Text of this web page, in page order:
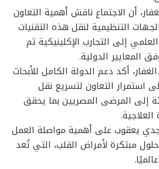
أن الاجتماع ناقش أهمية التعاون
التنظيمية لنقل هذه التقنيات
إلى التجارب الإكلينيكية ثم
المعايير الدولية.
أكد دعم الدولة الكامل للأبحاث
استمرار التعاون لتسريع نقل
إلى المرضى المصريين بما يحقق
يعقوب على أهمية مواصلة العمل
مبتكرة لأمراض القلب، التي تُعد